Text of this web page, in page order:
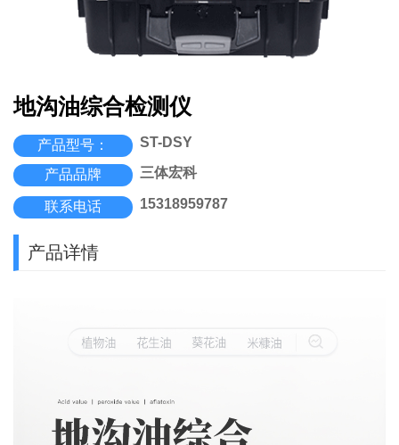
地沟油综合检测仪
产品型号： ST-DSY
产品品牌 三体宏科
联系电话 15318959787
产品详情